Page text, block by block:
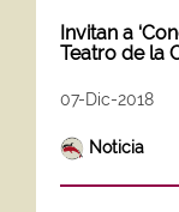
Invitan a
Teatro de la
07-Dic-2018
Noticia